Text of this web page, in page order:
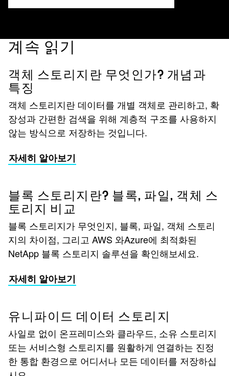
계속 읽기
객체 스토리지란 무엇인가? 개념과
특징
객체 스토리지란 데이터를 개별 객체로 관리하고, 확
장성과 간편한 검색을 위해 계층적 구조를 사용하지
않는 방식으로 저장하는 것입니다.
자세히 알아보기
블록 스토리지란? 블록, 파일, 객체 스
토리지 비교
블록 스토리지가 무엇인지, 블록, 파일, 객체 스토리
지의 차이점, 그리고 AWS 와Azure에 최적화된
NetApp 블록 스토리지 솔루션을 확인해보세요.
자세히 알아보기
유니파이드 데이터 스토리지
사일로 없이 온프레미스와 클라우드, 소유 스토리지
또는 서비스형 스토리지를 원활하게 연결하는 진정
한 통합 환경으로 어디서나 모든 데이터를 저장하십